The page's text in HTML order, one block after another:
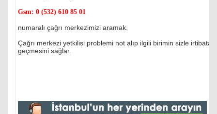
Gsm: 0 (532) 610 85 01
numaralı çağrı merkezimizi aramak.
Çağrı merkezi yetkilisi problemi not alıp ilgili birimin sizle irtibata
geçmesini sağlar.